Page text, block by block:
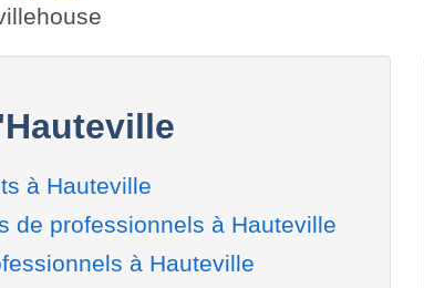
à Hauteville
de professionnels à Hauteville
à Hauteville